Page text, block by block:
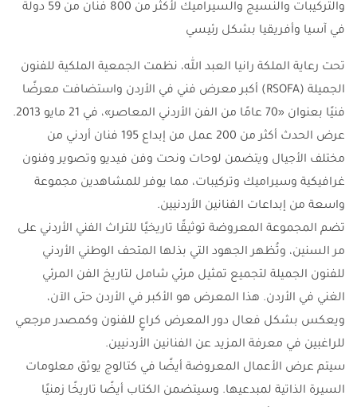
والتركيبات والنسيج والسيراميك لأكثر من 800 فنان من 59 دولة
في آسيا وأفريقيا بشكل رئيسي
تحت رعاية الملكة رانيا العبد الله، نظمت الجمعية الملكية للفنون
الجميلة (RSOFA) أكبر معرض فني في الأردن واستضافت معرضًا
فنيًا بعنوان «70 عامًا من الفن الأردني المعاصر»، في 21 مايو 2013.
عرض الحدث أكثر من 200 عمل من إبداع 195 فنان أردني من
مختلف الأجيال ويتضمن لوحات ونحت وفن فيديو وتصوير وفنون
غرافيكية وسيراميك وتركيبات، مما يوفر للمشاهدين مجموعة
واسعة من إبداعات الفنانين الأردنيين.
تضم المجموعة المعروضة توثيقًا تاريخيًا للتراث الفني الأردني على
مر السنين، وتُظهر الجهود التي بذلها المتحف الوطني الأردني
للفنون الجميلة لتجميع تمثيل مرئي شامل لتاريخ الفن المرئي
الغني في الأردن. هذا المعرض هو الأكبر في الأردن حتى الآن،
ويعكس بشكل فعال دور المعرض كراعٍ للفنون وكمصدر مرجعي
للراغبين في معرفة المزيد عن الفنانين الأردنيين.
سيتم عرض الأعمال المعروضة أيضًا في كتالوج يوثق معلومات
السيرة الذاتية لمبدعيها. وسيتضمن الكتاب أيضًا تاريخًا زمنيًا